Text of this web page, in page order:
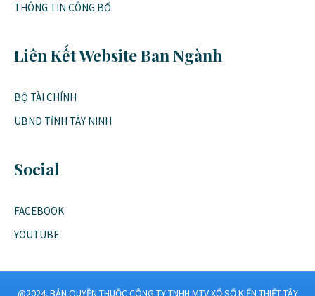
THÔNG TIN CÔNG BỐ
Liên Kết Website Ban Ngành
BỘ TÀI CHÍNH
UBND TỈNH TÂY NINH
Social
FACEBOOK
YOUTUBE
@2024. BẢN QUYỀN THUỘC CÔNG TY TNHH MTV XỔ SỐ KIẾN THIẾT TÂY